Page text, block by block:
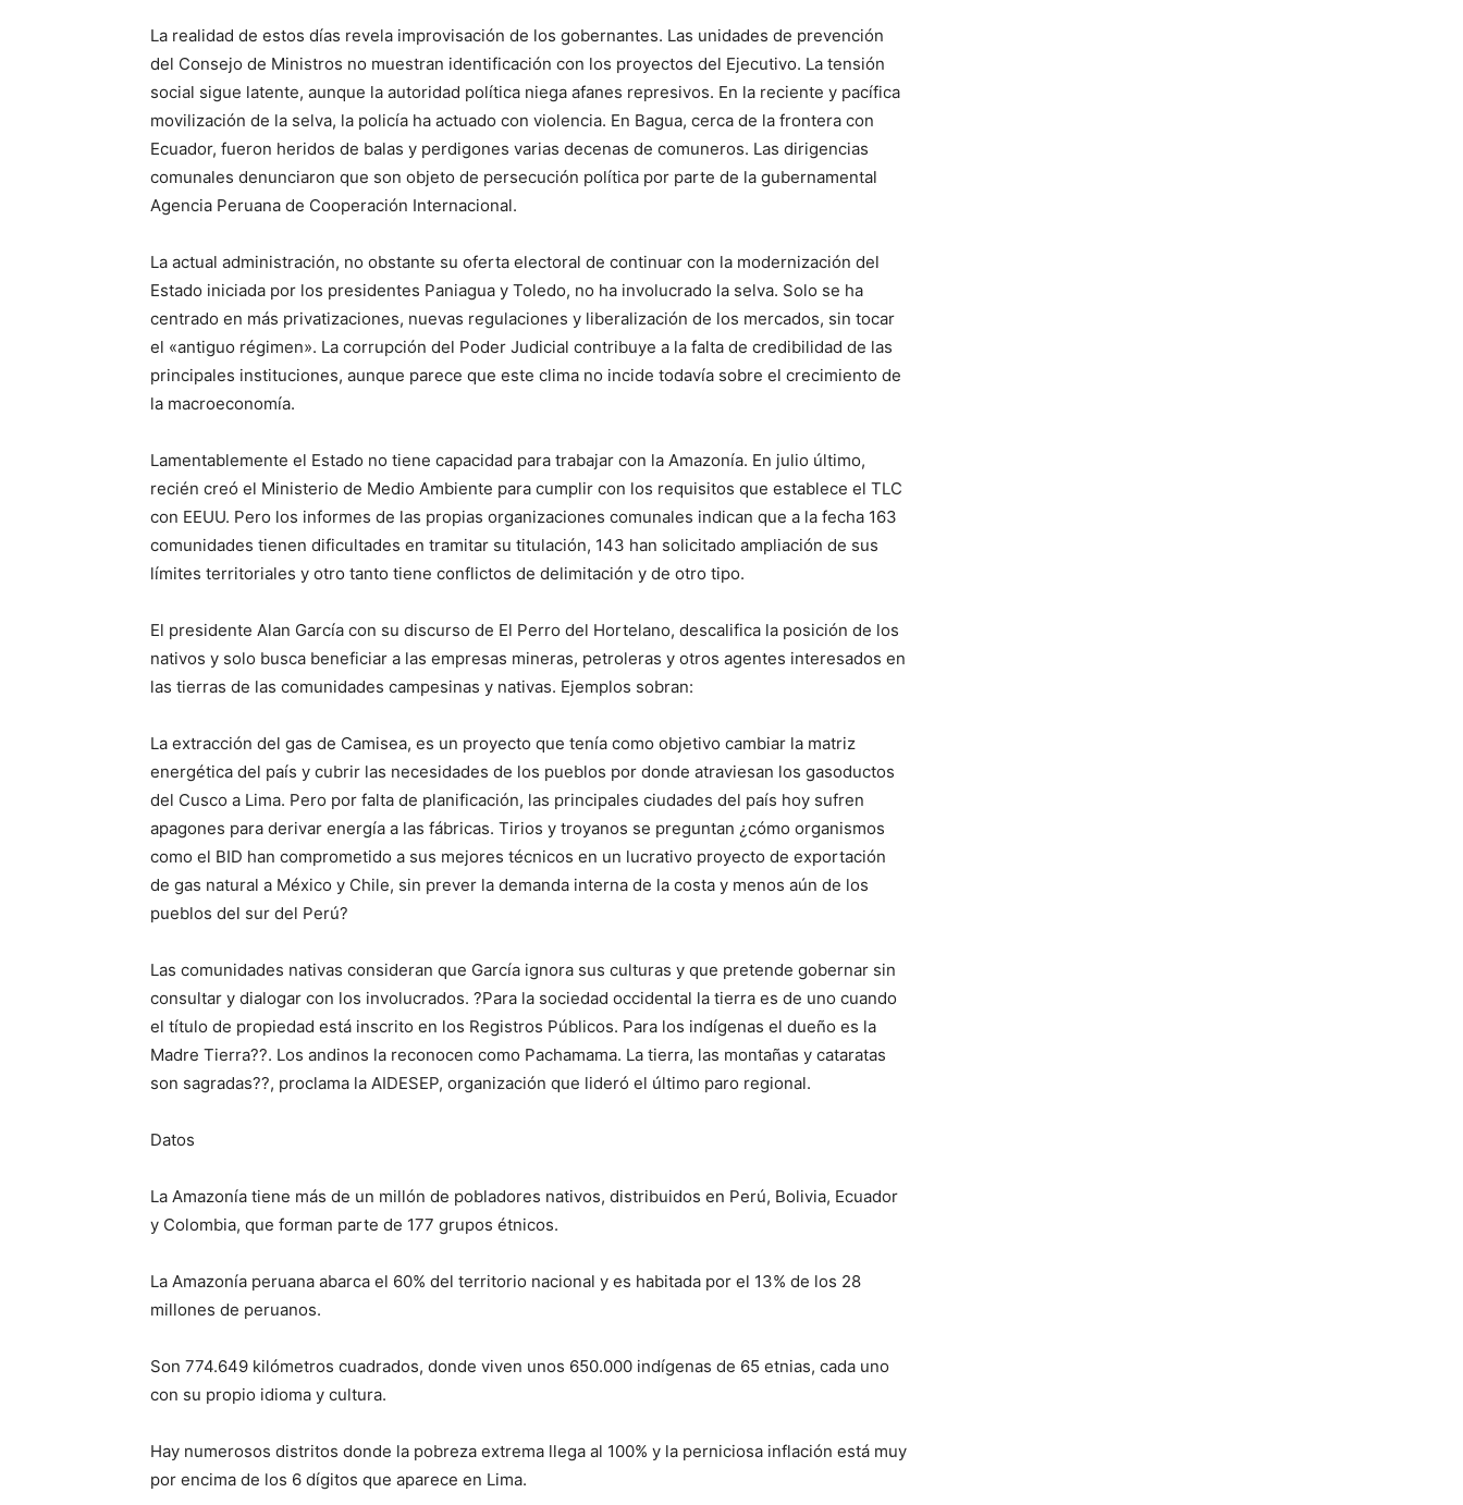
La realidad de estos días revela improvisación de los gobernantes. Las unidades de prevención
del Consejo de Ministros no muestran identificación con los proyectos del Ejecutivo. La tensión
social sigue latente, aunque la autoridad política niega afanes represivos. En la reciente y pacífica
movilización de la selva, la policía ha actuado con violencia. En Bagua, cerca de la frontera con
Ecuador, fueron heridos de balas y perdigones varias decenas de comuneros. Las dirigencias
comunales denunciaron que son objeto de persecución política por parte de la gubernamental
Agencia Peruana de Cooperación Internacional.
La actual administración, no obstante su oferta electoral de continuar con la modernización del
Estado iniciada por los presidentes Paniagua y Toledo, no ha involucrado la selva. Solo se ha
centrado en más privatizaciones, nuevas regulaciones y liberalización de los mercados, sin tocar
el «antiguo régimen». La corrupción del Poder Judicial contribuye a la falta de credibilidad de las
principales instituciones, aunque parece que este clima no incide todavía sobre el crecimiento de
la macroeconomía.
Lamentablemente el Estado no tiene capacidad para trabajar con la Amazonía. En julio último,
recién creó el Ministerio de Medio Ambiente para cumplir con los requisitos que establece el TLC
con EEUU. Pero los informes de las propias organizaciones comunales indican que a la fecha 163
comunidades tienen dificultades en tramitar su titulación, 143 han solicitado ampliación de sus
límites territoriales y otro tanto tiene conflictos de delimitación y de otro tipo.
El presidente Alan García con su discurso de El Perro del Hortelano, descalifica la posición de los
nativos y solo busca beneficiar a las empresas mineras, petroleras y otros agentes interesados en
las tierras de las comunidades campesinas y nativas. Ejemplos sobran:
La extracción del gas de Camisea, es un proyecto que tenía como objetivo cambiar la matriz
energética del país y cubrir las necesidades de los pueblos por donde atraviesan los gasoductos
del Cusco a Lima. Pero por falta de planificación, las principales ciudades del país hoy sufren
apagones para derivar energía a las fábricas. Tirios y troyanos se preguntan ¿cómo organismos
como el BID han comprometido a sus mejores técnicos en un lucrativo proyecto de exportación
de gas natural a México y Chile, sin prever la demanda interna de la costa y menos aún de los
pueblos del sur del Perú?
Las comunidades nativas consideran que García ignora sus culturas y que pretende gobernar sin
consultar y dialogar con los involucrados. ?Para la sociedad occidental la tierra es de uno cuando
el título de propiedad está inscrito en los Registros Públicos. Para los indígenas el dueño es la
Madre Tierra??. Los andinos la reconocen como Pachamama. La tierra, las montañas y cataratas
son sagradas??, proclama la AIDESEP, organización que lideró el último paro regional.
Datos
La Amazonía tiene más de un millón de pobladores nativos, distribuidos en Perú, Bolivia, Ecuador
y Colombia, que forman parte de 177 grupos étnicos.
La Amazonía peruana abarca el 60% del territorio nacional y es habitada por el 13% de los 28
millones de peruanos.
Son 774.649 kilómetros cuadrados, donde viven unos 650.000 indígenas de 65 etnias, cada uno
con su propio idioma y cultura.
Hay numerosos distritos donde la pobreza extrema llega al 100% y la perniciosa inflación está muy
por encima de los 6 dígitos que aparece en Lima.